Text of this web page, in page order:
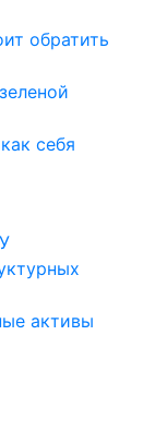
обратить
себя
активы